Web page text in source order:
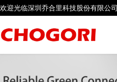
欢迎光临深圳乔合里科技股份有限公司